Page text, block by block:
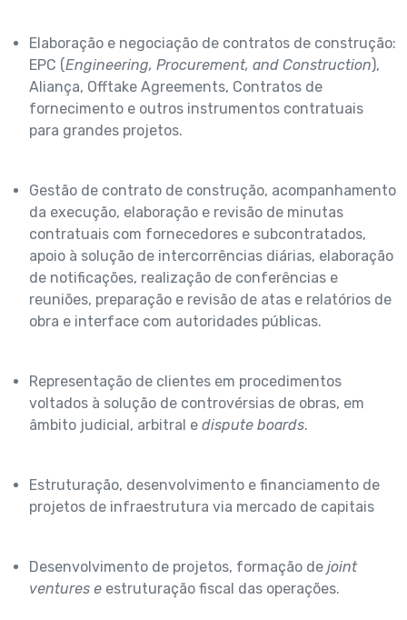
Elaboração e negociação de contratos de construção:
EPC (Engineering, Procurement, and Construction),
Aliança, Offtake Agreements, Contratos de
fornecimento e outros instrumentos contratuais
para grandes projetos.
Gestão de contrato de construção, acompanhamento
da execução, elaboração e revisão de minutas
contratuais com fornecedores e subcontratados,
apoio à solução de intercorrências diárias, elaboração
de notificações, realização de conferências e
reuniões, preparação e revisão de atas e relatórios de
obra e interface com autoridades públicas.
Representação de clientes em procedimentos
voltados à solução de controvérsias de obras, em
âmbito judicial, arbitral e dispute boards.
Estruturação, desenvolvimento e financiamento de
projetos de infraestrutura via mercado de capitais
Desenvolvimento de projetos, formação de joint
ventures e estruturação fiscal das operações.